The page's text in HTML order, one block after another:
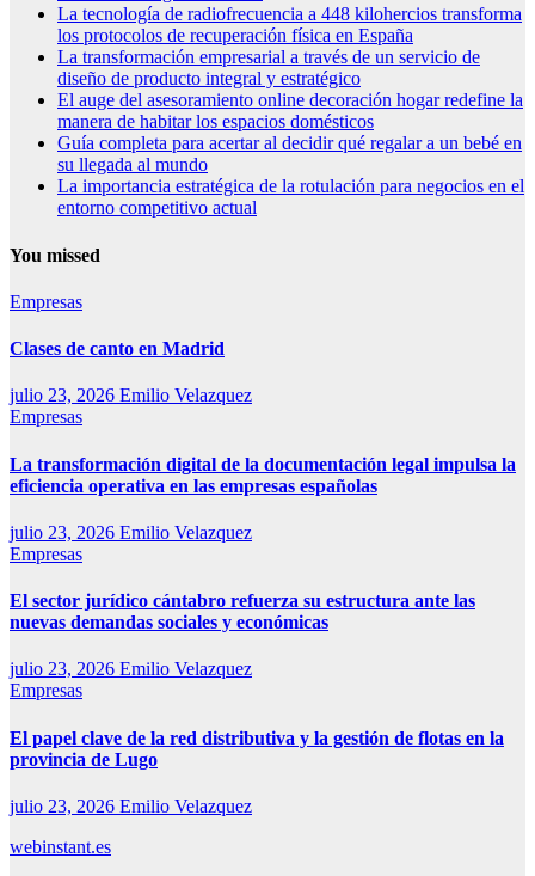
La tecnología de radiofrecuencia a 448 kilohercios transforma
los protocolos de recuperación física en España
La transformación empresarial a través de un servicio de
diseño de producto integral y estratégico
El auge del asesoramiento online decoración hogar redefine la
manera de habitar los espacios domésticos
Guía completa para acertar al decidir qué regalar a un bebé en
su llegada al mundo
La importancia estratégica de la rotulación para negocios en el
entorno competitivo actual
You missed
Empresas
Clases de canto en Madrid
julio 23, 2026 Emilio Velazquez
Empresas
La transformación digital de la documentación legal impulsa la
eficiencia operativa en las empresas españolas
julio 23, 2026 Emilio Velazquez
Empresas
El sector jurídico cántabro refuerza su estructura ante las
nuevas demandas sociales y económicas
julio 23, 2026 Emilio Velazquez
Empresas
El papel clave de la red distributiva y la gestión de flotas en la
provincia de Lugo
julio 23, 2026 Emilio Velazquez
webinstant.es